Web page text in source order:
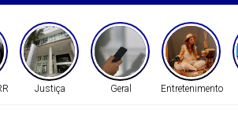
Justiça Geral Entretenimento